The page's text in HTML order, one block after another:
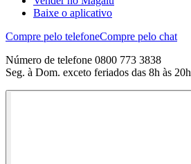
Baixe o aplicativo
Compre pelo telefoneCompre pelo chat
Número de telefone 0800 773 3838
Seg. à Dom. exceto feriados das 8h às 20h